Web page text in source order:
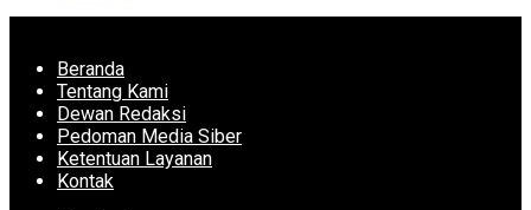
Beranda
Tentang Kami
Dewan Redaksi
Pedoman Media Siber
Ketentuan Layanan
Kontak